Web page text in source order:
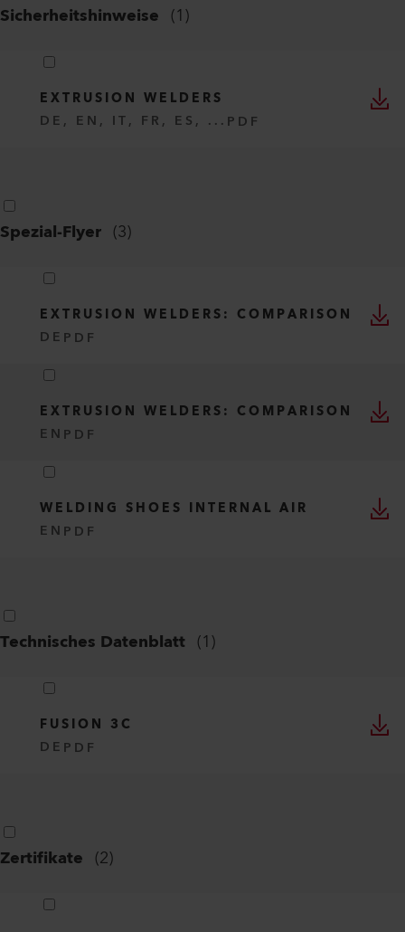
Sicherheitshinweise (1)
EXTRUSION WELDERS
DE, EN, IT, FR, ES, ... PDF
Spezial-Flyer (3)
EXTRUSION WELDERS: COMPARISON
DE PDF
EXTRUSION WELDERS: COMPARISON
EN PDF
WELDING SHOES INTERNAL AIR
EN PDF
Technisches Datenblatt (1)
FUSION 3C
DE PDF
Zertifikate (2)